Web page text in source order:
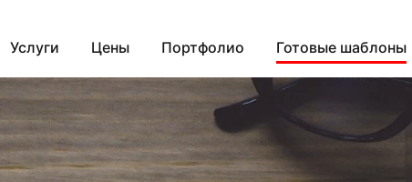
Услуги Цены Портфолио Готовые шаблоны